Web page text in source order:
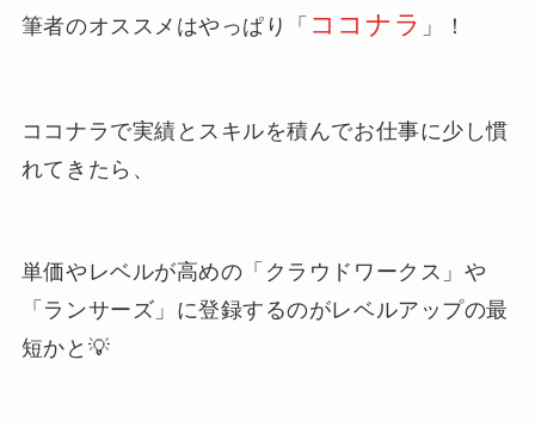
筆者のオススメはやっぱり「 ココナラ 」！
ココナラで実績とスキルを積んでお仕事に少し慣
れてきたら、
単価やレベルが高めの「クラウドワークス」や
「ランサーズ」に登録するのがレベルアップの最
短かと💡